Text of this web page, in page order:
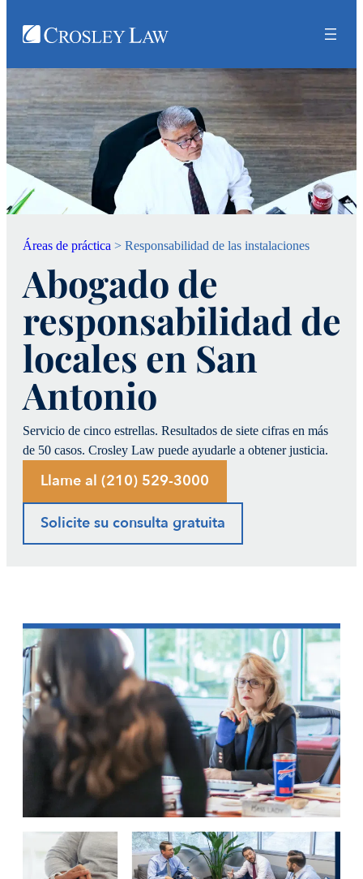
Áreas de práctica > Responsabilidad de las instalaciones
Abogado de
responsabilidad de
locales en San
Antonio
Servicio de cinco estrellas. Resultados de siete cifras en más
de 50 casos. Crosley Law puede ayudarle a obtener justicia.
Llame al (210) 529-3000
Solicite su consulta gratuita